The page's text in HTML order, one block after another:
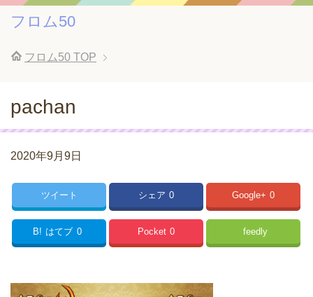
フロム50
フロム50 TOP
pachan
2020年9月9日
ツイート シェア 0 Google+ 0
B! はてブ 0 Pocket 0 feedly